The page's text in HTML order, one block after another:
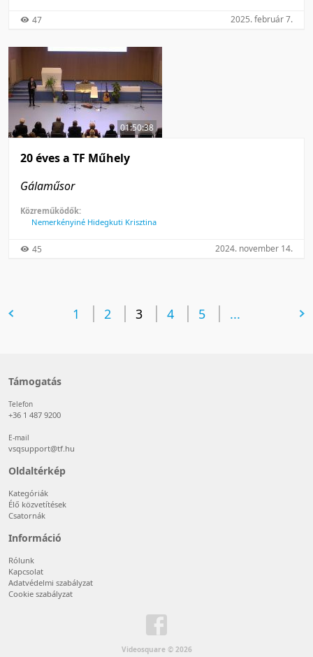
47 2025. február 7.
01:50:38
20 éves a TF Műhely
Gálaműsor
Közreműködők:
Nemerkényiné Hidegkuti Krisztina
45 2024. november 14.
előző oldal
1 2 3 4 5 ...
Támogatás
Telefon
+36 1 487 9200
E-mail
vsqsupport@tf.hu
Oldaltérkép
Kategóriák
Élő közvetítések
Csatornák
Információ
Rólunk
Kapcsolat
Adatvédelmi szabályzat
Cookie szabályzat
Videosquare © 2026